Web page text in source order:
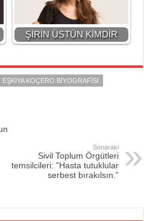
ŞİRİN ÜSTÜN KİMDİR
EŞKIYA KOÇERO BIYOGRAFISI
Sonaraki
Sivil Toplum Örgütleri
temsilcileri: ”Hasta tutuklular
serbest bırakılsın.”